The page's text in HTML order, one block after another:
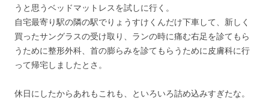
うと思うベッドマットレスを試しに行く。
自宅最寄り駅の隣の駅でりょうすけくんだけ下車して、新しく
買ったサングラスの受け取り、ランの時に痛む右足を診てもら
うために整形外科、首の膨らみを診てもらうために皮膚科に行
って帰宅しましたとさ。
休日にしたからあれもこれも、といろいろ詰め込みすぎたな。